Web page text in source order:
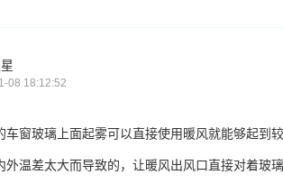
08 18:12:52
车窗玻璃上面起雾可以直接使用暖风就能够起到
外温差太大而导致的，让暖风出风口直接对着玻璃